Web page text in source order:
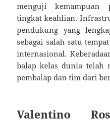
menguji kemampuan
tingkat keahlian.
pendukung yang
sebagai salah satu
internasional.
balap kelas dunia telah
pembalap dan tim dari
Valentino